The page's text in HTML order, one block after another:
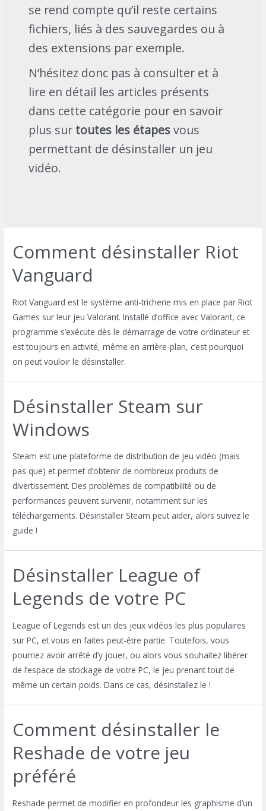
se rend compte qu’il reste certains
fichiers, liés à des sauvegardes ou à
des extensions par exemple.
N’hésitez donc pas à consulter et à
lire en détail les articles présents
dans cette catégorie pour en savoir
plus sur toutes les étapesvous
permettant de désinstaller un jeu
vidéo.
Comment désinstaller Riot
Vanguard
Riot Vanguard est le système anti-tricherie mis en place par Riot
Games sur leur jeu Valorant. Installé d’office avec Valorant, ce
programme s’exécute dès le démarrage de votre ordinateur et
est toujours en activité, même en arrière-plan, c’est pourquoi
on peut vouloir le désinstaller.
Désinstaller Steam sur
Windows
Steam est une plateforme de distribution de jeu vidéo (mais
pas que) et permet d’obtenir de nombreux produits de
divertissement. Des problèmes de compatibilité ou de
performances peuvent survenir, notamment sur les
téléchargements. Désinstaller Steam peut aider, alors suivez le
guide !
Désinstaller League of
Legends de votre PC
League of Legends est un des jeux vidéos les plus populaires
sur PC, et vous en faites peut-être partie. Toutefois, vous
pourriez avoir arrêté d’y jouer, ou alors vous souhaitez libérer
de l’espace de stockage de votre PC, le jeu prenant tout de
même un certain poids. Dans ce cas, désinstallez le !
Comment désinstaller le
Reshade de votre jeu
préféré
Reshade permet de modifier en profondeur les graphisme d’un